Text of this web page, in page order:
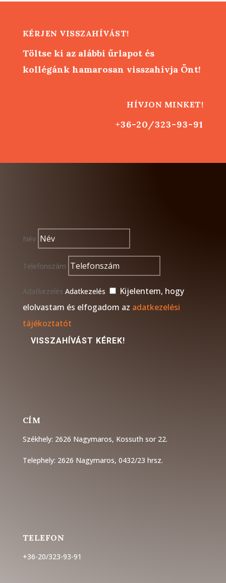
KÉRJEN VISSZAHÍVÁST!
Töltse ki az alábbi űrlapot és
kollégánk hamarosan visszahívja Önt!
HÍVJON MINKET!
+36-20/323-93-91
Név
Telefonszám
Adatkezelés Adatkezelés
Kijelentem, hogy
elolvastam és elfogadom az adatkezelési
tájékoztatót
VISSZAHÍVÁST KÉREK!
CÍM
Székhely: 2626 Nagymaros, Kossuth sor 22.
Telephely: 2626 Nagymaros, 0432/23 hrsz.
TELEFON
+36-20/323-93-91